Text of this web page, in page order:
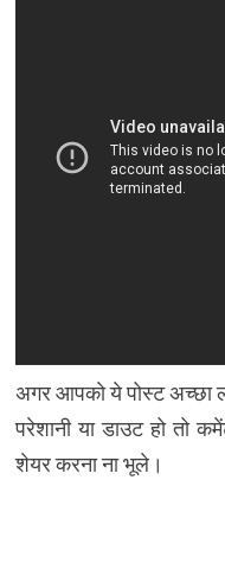
अगर आपको ये पोस्ट अच्छा
परेशानी या डाउट हो तो
शेयर करना ना भूले।